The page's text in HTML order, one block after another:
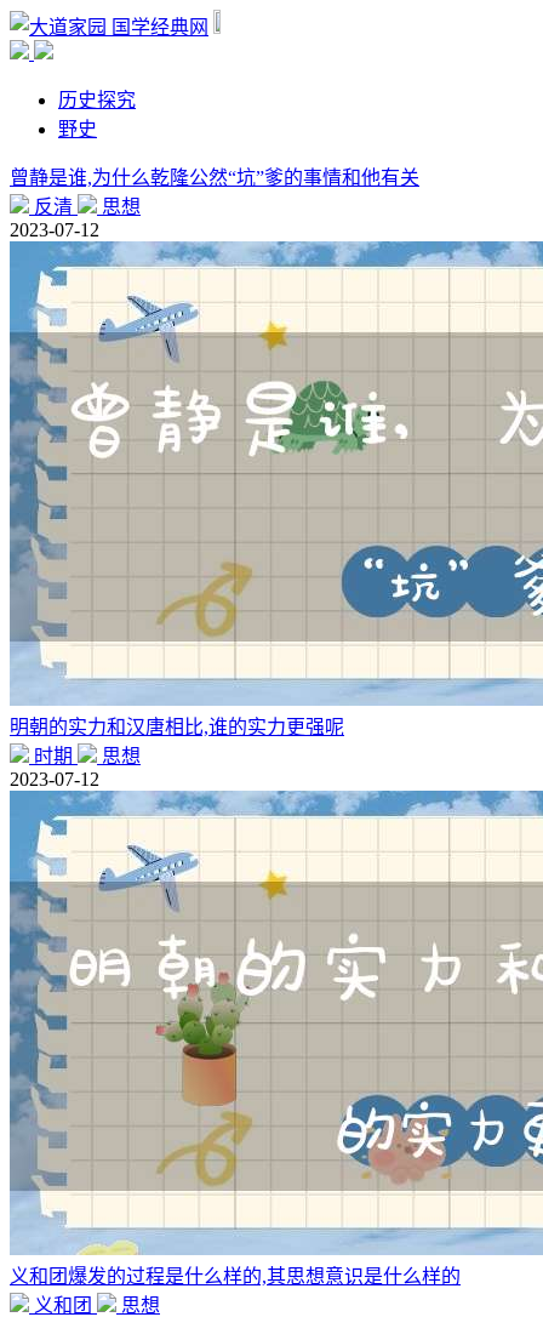
国学经典网
历史探究
野史
曾静是谁,为什么乾隆公然“坑”爹的事情和他有关
反清
思想
2023-07-12
明朝的实力和汉唐相比,谁的实力更强呢
时期
思想
2023-07-12
义和团爆发的过程是什么样的,其思想意识是什么样的
义和团
思想